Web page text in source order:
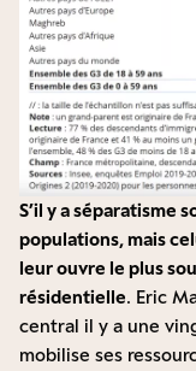
S’il y a séparatisme
populations, mais
leur ouvre le plus
résidentielle. Eric
central il y a une
mobilise ses